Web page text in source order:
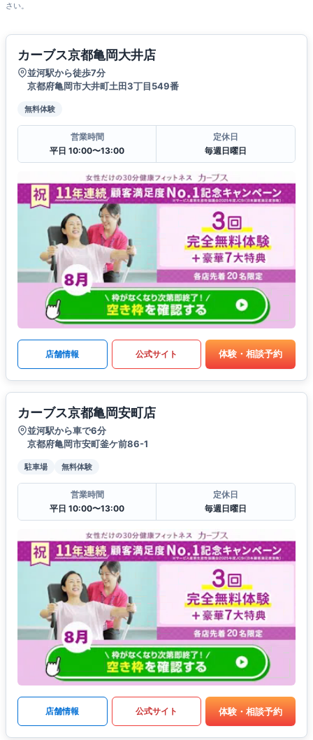
さい。
カーブス京都亀岡大井店
並河駅から徒歩7分
京都府亀岡市大井町土田3丁目549番
無料体験
営業時間
平日 10:00〜13:00
定休日
毎週日曜日
店舗情報 公式サイト 体験・相談予約
カーブス京都亀岡安町店
並河駅から車で6分
京都府亀岡市安町釜ケ前86-1
駐車場 無料体験
営業時間
平日 10:00〜13:00
定休日
毎週日曜日
店舗情報 公式サイト 体験・相談予約